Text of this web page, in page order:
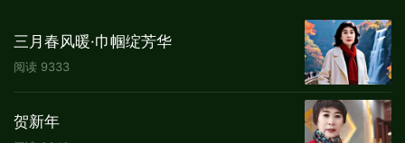
从父亲的身上我们学会了踏踏实实做事，清
清白白做人的道理。2012年的中秋节前，当父
亲查出身患癌症时，我们做子女的不敢去证视
这残酷的事实，更不敢把病情告诉父亲。当天
晚上我和大弟、二弟去北京301医院，三弟当时
三月春风暖·巾帼绽芳华
阅读 9333
贺新年